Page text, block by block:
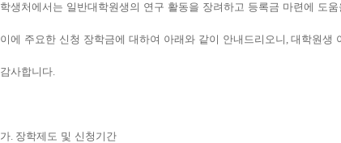
학생처에서는 일반대학원생의 연구 활동을 장려하고 등록금 마련에 도
이에 주요한 신청 장학금에 대하여 아래와 같이 안내드리오니 , 대학원생
감사합니다.
가. 장학제도 및 신청기간